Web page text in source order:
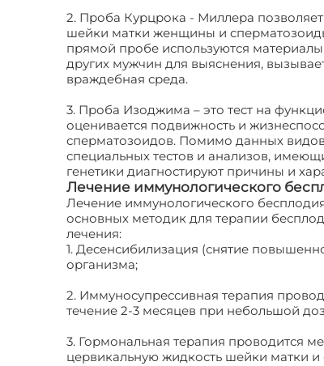
2. Проба Курцрока - Миллера
шейки матки женщины и
прямой пробе используются
других мужчин для выяснения,
враждебная среда.
3. Проба Изоджима – это тест на
оценивается подвижность и
сперматозоидов. Помимо данных
специальных тестов и анализов,
генетики диагностируют причины и
Лечение иммунологического
Лечение иммунологического
основных методик для терапии
лечения:
1. Десенсибилизация (снятие
организма;
2. Иммуносупрессивная терапия
течение 2-3 месяцев при небольшой
3. Гормональная терапия проводится
цервикальную жидкость шейки матки и